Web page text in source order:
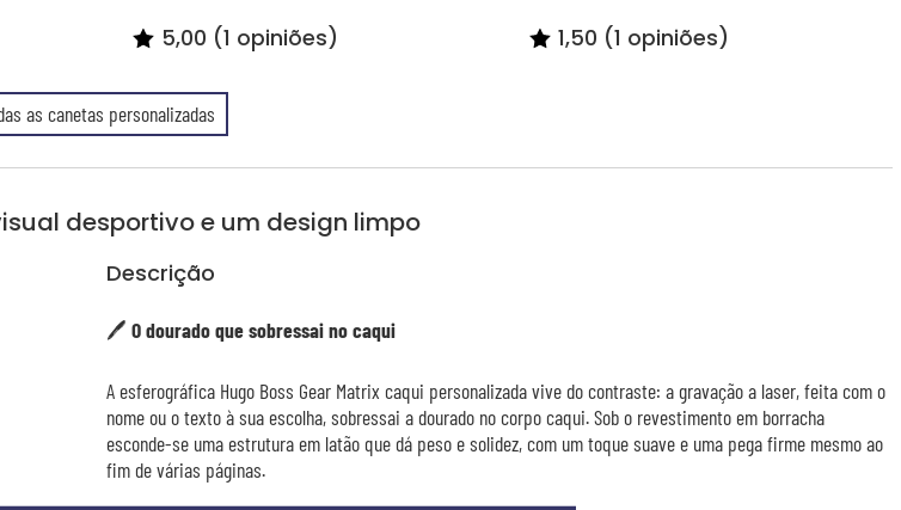
5,00 (1 opiniões)
1,50 (1 opiniões)
as canetas personalizadas
desportivo e um design limpo
Descrição
🖊️ O dourado que sobressai no caqui
A esferográfica Hugo Boss Gear Matrix caqui personalizada vive do contraste: a gravação a laser, feita com o
nome ou o texto à sua escolha, sobressai a dourado no corpo caqui. Sob o revestimento em borracha
esconde-se uma estrutura em latão que dá peso e solidez, com um toque suave e uma pega firme mesmo ao
fim de várias páginas.